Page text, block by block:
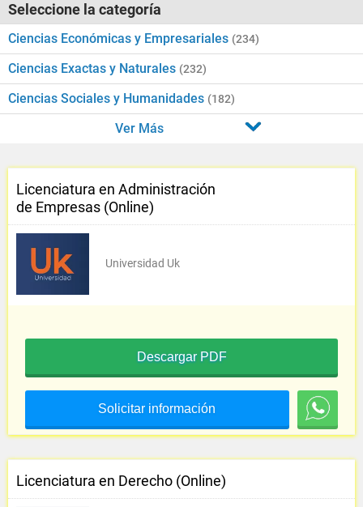
Seleccione la categoría
Ciencias Económicas y Empresariales (234)
Ciencias Exactas y Naturales (232)
Ciencias Sociales y Humanidades (182)
Ver Más
Licenciatura en Administración
de Empresas (Online)
Universidad Uk
Descargar PDF
Solicitar información
Licenciatura en Derecho (Online)